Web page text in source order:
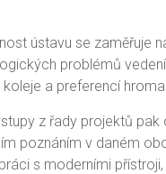
ústavu se zaměřuje
problémů
a preferencí
z řady projektů
poznáním v daném
s moderními